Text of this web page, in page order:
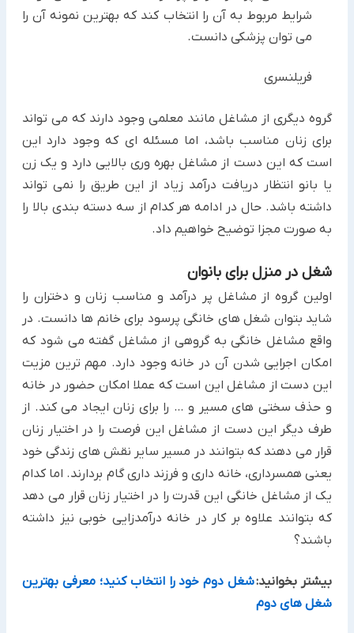
شرایط مربوط به آن را انتخاب کند که بهترین نمونه آن را
می توان پزشکی دانست.
فریلنسری
گروه دیگری از مشاغل مانند معلمی وجود دارند که می تواند
برای زنان مناسب باشد، اما مسئله ای که وجود دارد این
است که این دست از مشاغل بهره وری بالایی دارد و یک زن
یا بانو انتظار دریافت درآمد زیاد از این طریق را نمی تواند
داشته باشد. حال در ادامه هر کدام از سه دسته بندی بالا را
به صورت مجزا توضیح خواهیم داد.
شغل در منزل برای بانوان
اولین گروه از مشاغل پر درآمد و مناسب زنان و دختران را
شاید بتوان شغل های خانگی پرسود برای خانم ها دانست. در
واقع مشاغل خانگی به گروهی از مشاغل گفته می شود که
امکان اجرایی شدن آن در خانه وجود دارد. مهم ترین مزیت
این دست از مشاغل این است که عملا امکان حضور در خانه
و حذف سختی های مسیر و … را برای زنان ایجاد می کند. از
طرف دیگر این دست از مشاغل این فرصت را در اختیار زنان
قرار می دهند که بتوانند در مسیر سایر نقش های زندگی خود
یعنی همسرداری، خانه داری و فرزند داری گام بردارند. اما کدام
یک از مشاغل خانگی این قدرت را در اختیار زنان قرار می دهد
که بتوانند علاوه بر کار در خانه درآمدزایی خوبی نیز داشته
باشند؟
بیشتر بخوانید:شغل دوم خود را انتخاب کنید؛ معرفی بهترین
شغل های دوم